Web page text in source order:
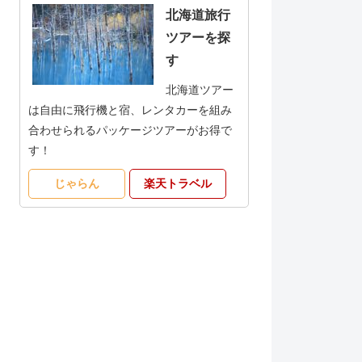
北海道旅行
ツアーを探
す
北海道ツアー
は自由に飛行機と宿、レンタカーを組み
合わせられるパッケージツアーがお得で
す！
じゃらん 楽天トラベル